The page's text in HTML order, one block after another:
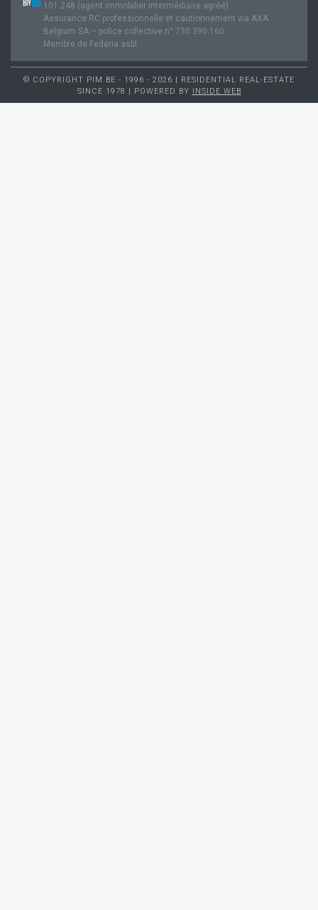
101.248 (agent immobilier intermédiaire agréé).
Assurance RC professionnelle et cautionnement via AXA
Belgium SA – police collective n° 730.390.160
Membre de Federia asbl
© COPYRIGHT PIM.BE - 1996 - 2026 | RESIDENTIAL REAL-ESTATE
SINCE 1978 | POWERED BY
INSIDE WEB